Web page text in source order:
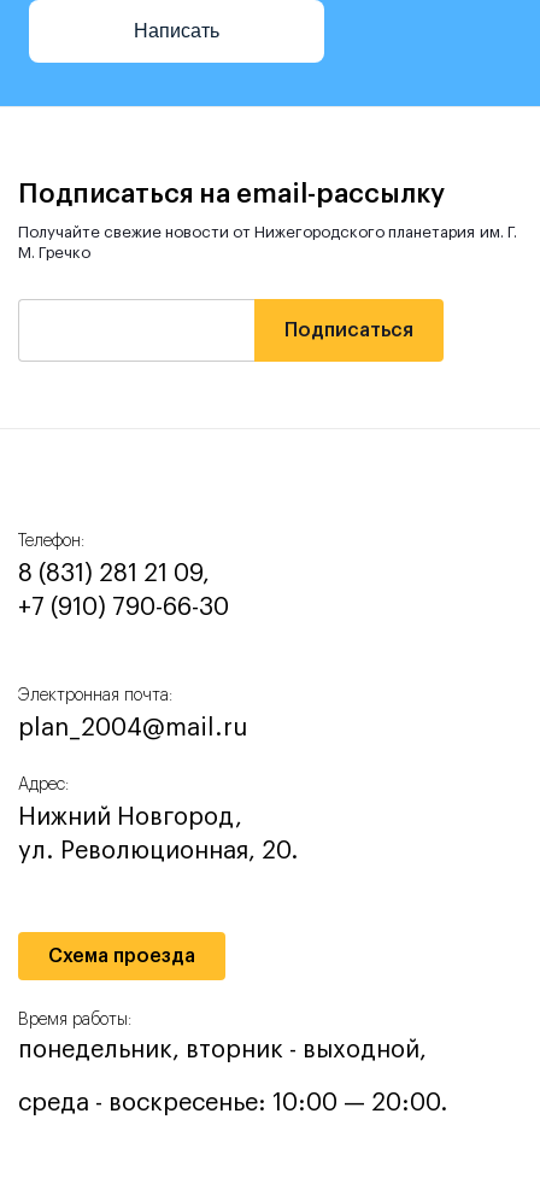
Написать
Подписаться на email-рассылку
Получайте свежие новости от Нижегородского планетария им. Г.
М. Гречко
Телефон:
8 (831) 281 21 09,
+7 (910) 790-66-30‬
Электронная почта:
plan_2004@mail.ru
Адрес:
Нижний Новгород,
ул. Революционная, 20.
Схема проезда
Время работы:
понедельник, вторник - выходной,
среда - воскресенье: 10:00 — 20:00.